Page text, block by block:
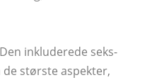
inkluderede seks-
største aspekter,